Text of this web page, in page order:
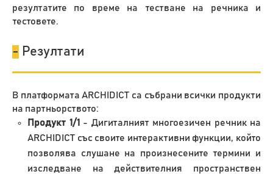
резултатите по време на тестване на речника и
тестовете.
- Резултати
В платформата ARCHIDICT са събрани всички продукти
на партньорството:
Продукт 1/1 - Дигиталният многоезичен речник на
ARCHIDICT със своите интерактивни функции, който
позволява слушане на произнесените термини и
изследване на действителния пространствен